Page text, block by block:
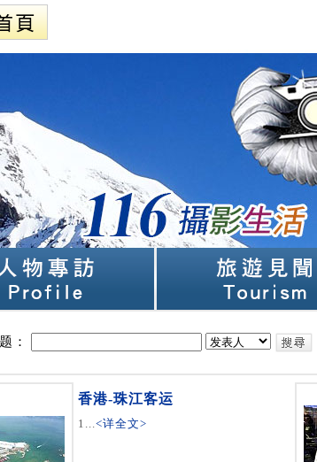
：
香港-珠江客运
1...<详全文>